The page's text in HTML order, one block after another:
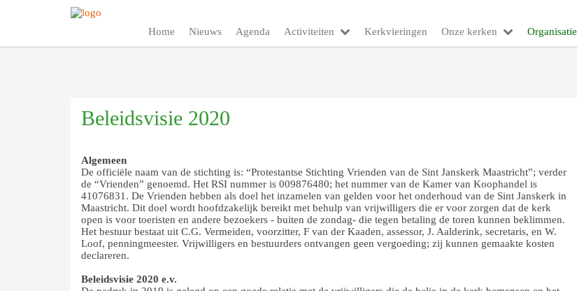
Home Nieuws Agenda Activiteiten Kerkvieringen Onze kerken Organisatie
Beleidsvisie 2020
Algemeen
De officiële naam van de stichting is: “Protestantse Stichting Vrienden van de Sint Janskerk Maastricht”; verder
de “Vrienden” genoemd. Het RSI nummer is 009876480; het nummer van de Kamer van Koophandel is
41076831. De Vrienden hebben als doel het inzamelen van gelden voor het onderhoud van de Sint Janskerk in
Maastricht. Dit doel wordt hoofdzakelijk bereikt met behulp van vrijwilligers die er voor zorgen dat de kerk
open is voor toeristen en andere bezoekers - buiten de zondag- die tegen betaling de toren kunnen beklimmen.
Het bestuur bestaat uit C.G. Vermeiden, voorzitter, F van der Kaaden, assessor, J. Aalderink, secretaris, en W.
Loof, penningmeester. Vrijwilligers en bestuurders ontvangen geen vergoeding; zij kunnen gemaakte kosten
declareren.
Beleidsvisie 2020 e.v.